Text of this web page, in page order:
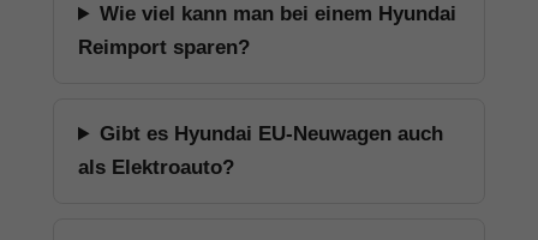
Wie viel kann man bei einem Hyundai
Reimport sparen?
Gibt es Hyundai EU-Neuwagen auch
als Elektroauto?